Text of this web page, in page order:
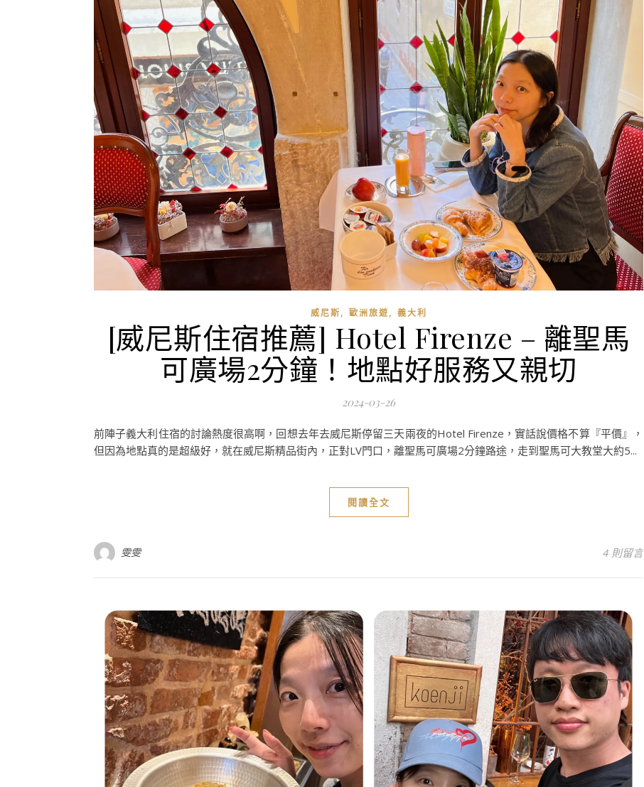
威尼斯, 歐洲旅遊, 義大利
[威尼斯住宿推薦] Hotel Firenze – 離聖馬
可廣場2分鐘！地點好服務又親切
2024-03-26
前陣子義大利住宿的討論熱度很高啊，回想去年去威尼斯停留三天兩夜的Hotel Firenze，實話說價格不算『平價』，
但因為地點真的是超級好，就在威尼斯精品街內，正對LV門口，離聖馬可廣場2分鐘路途，走到聖馬可大教堂大約5...
閱讀全文
雯雯 4 則留言